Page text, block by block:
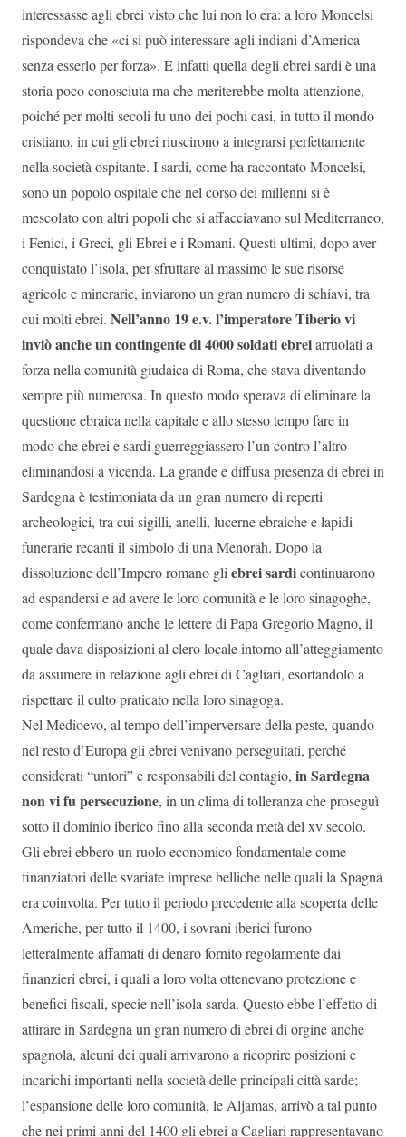
interessasse agli ebrei visto che lui non lo era: a loro Moncelsi
rispondeva che «ci si può interessare agli indiani d’America
senza esserlo per forza». E infatti quella degli ebrei sardi è una
storia poco conosciuta ma che meriterebbe molta attenzione,
poiché per molti secoli fu uno dei pochi casi, in tutto il mondo
cristiano, in cui gli ebrei riuscirono a integrarsi perfettamente
nella società ospitante. I sardi, come ha raccontato Moncelsi,
sono un popolo ospitale che nel corso dei millenni si è
mescolato con altri popoli che si affacciavano sul Mediterraneo,
i Fenici, i Greci, gli Ebrei e i Romani. Questi ultimi, dopo aver
conquistato l’isola, per sfruttare al massimo le sue risorse
agricole e minerarie, inviarono un gran numero di schiavi, tra
cui molti ebrei. Nell’anno 19 e.v. l’imperatore Tiberio vi
inviò anche un contingente di 4000 soldati ebreiarruolati a
forza nella comunità giudaica di Roma, che stava diventando
sempre più numerosa. In questo modo sperava di eliminare la
questione ebraica nella capitale e allo stesso tempo fare in
modo che ebrei e sardi guerreggiassero l’un contro l’altro
eliminandosi a vicenda. La grande e diffusa presenza di ebrei in
Sardegna è testimoniata da un gran numero di reperti
archeologici, tra cui sigilli, anelli, lucerne ebraiche e lapidi
funerarie recanti il simbolo di una Menorah. Dopo la
dissoluzione dell’Impero romano gliebrei sardicontinuarono
ad espandersi e ad avere le loro comunità e le loro sinagoghe,
come confermano anche le lettere di Papa Gregorio Magno, il
quale dava disposizioni al clero locale intorno all’atteggiamento
da assumere in relazione agli ebrei di Cagliari, esortandolo a
rispettare il culto praticato nella loro sinagoga.
Nel Medioevo, al tempo dell’imperversare della peste, quando
nel resto d’Europa gli ebrei venivano perseguitati, perché
considerati “untori” e responsabili del contagio, in Sardegna
non vi fu persecuzione, in un clima di tolleranza che proseguì
sotto il dominio iberico fino alla seconda metà del xv secolo.
Gli ebrei ebbero un ruolo economico fondamentale come
finanziatori delle svariate imprese belliche nelle quali la Spagna
era coinvolta. Per tutto il periodo precedente alla scoperta delle
Americhe, per tutto il 1400, i sovrani iberici furono
letteralmente affamati di denaro fornito regolarmente dai
finanzieri ebrei, i quali a loro volta ottenevano protezione e
benefici fiscali, specie nell’isola sarda. Questo ebbe l’effetto di
attirare in Sardegna un gran numero di ebrei di orgine anche
spagnola, alcuni dei quali arrivarono a ricoprire posizioni e
incarichi importanti nella società delle principali città sarde;
l’espansione delle loro comunità, le Aljamas, arrivò a tal punto
che nei primi anni del 1400 gli ebrei a Cagliari rappresentavano